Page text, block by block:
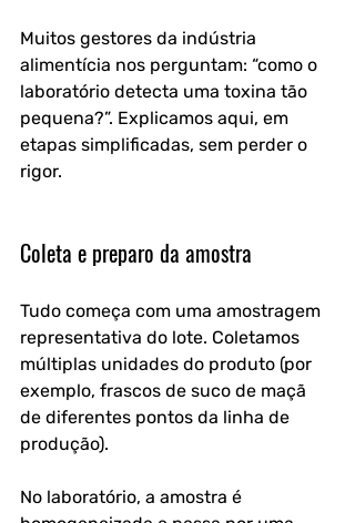
Muitos gestores da indústria
alimentícia nos perguntam: “como o
laboratório detecta uma toxina tão
pequena?”. Explicamos aqui, em
etapas simplificadas, sem perder o
rigor.
Coleta e preparo da amostra
Tudo começa com uma amostragem
representativa do lote. Coletamos
múltiplas unidades do produto (por
exemplo, frascos de suco de maçã
de diferentes pontos da linha de
produção).
No laboratório, a amostra é